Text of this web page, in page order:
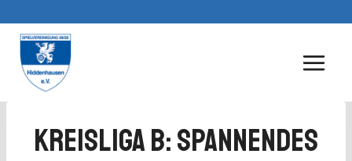
Inhalt
springen
Kreisliga B: Spannendes